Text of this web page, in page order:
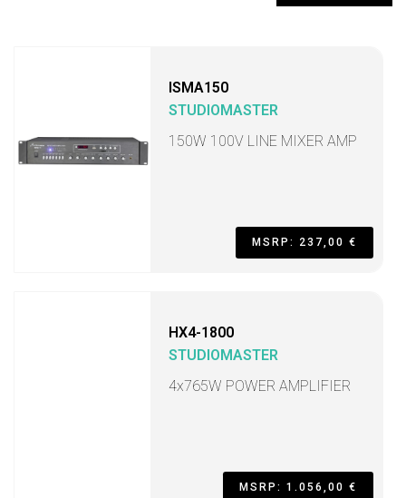
ISMA150
STUDIOMASTER
150W 100V LINE MIXER AMP
MSRP: 237,00 €
HX4-1800
STUDIOMASTER
4x765W POWER AMPLIFIER
MSRP: 1.056,00 €